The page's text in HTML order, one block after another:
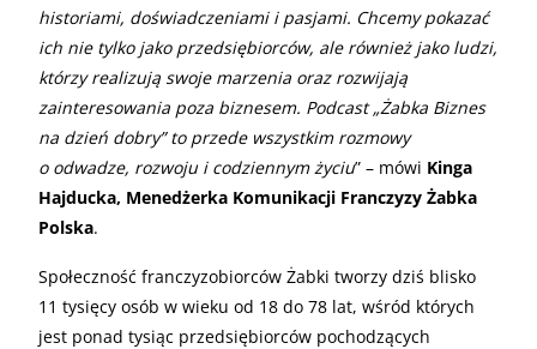
historiami, doświadczeniami i pasjami. Chcemy pokazać
ich nie tylko jako przedsiębiorców, ale również jako ludzi,
którzy realizują swoje marzenia oraz rozwijają
zainteresowania poza biznesem. Podcast „Żabka Biznes
na dzień dobry” to przede wszystkim rozmowy
o odwadze, rozwoju i codziennym życiu” – mówi Kinga
Hajducka, Menedżerka Komunikacji Franczyzy Żabka
Polska.
Społeczność franczyzobiorców Żabki tworzy dziś blisko
11 tysięcy osób w wieku od 18 do 78 lat, wśród których
jest ponad tysiąc przedsiębiorców pochodzących